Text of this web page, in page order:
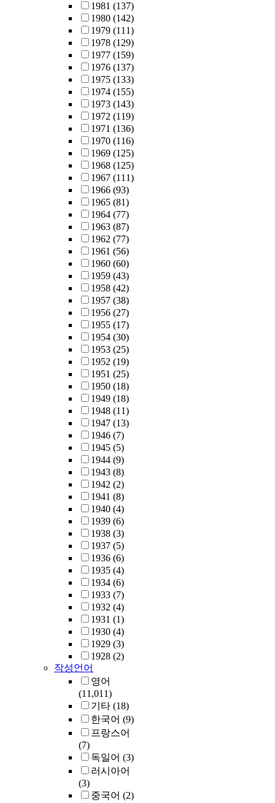
1981 (137)
1980 (142)
1979 (111)
1978 (129)
1977 (159)
1976 (137)
1975 (133)
1974 (155)
1973 (143)
1972 (119)
1971 (136)
1970 (116)
1969 (125)
1968 (125)
1967 (111)
1966 (93)
1965 (81)
1964 (77)
1963 (87)
1962 (77)
1961 (56)
1960 (60)
1959 (43)
1958 (42)
1957 (38)
1956 (27)
1955 (17)
1954 (30)
1953 (25)
1952 (19)
1951 (25)
1950 (18)
1949 (18)
1948 (11)
1947 (13)
1946 (7)
1945 (5)
1944 (9)
1943 (8)
1942 (2)
1941 (8)
1940 (4)
1939 (6)
1938 (3)
1937 (5)
1936 (6)
1935 (4)
1934 (6)
1933 (7)
1932 (4)
1931 (1)
1930 (4)
1929 (3)
1928 (2)
작성언어
영어
(11,011)
기타 (18)
한국어 (9)
프랑스어
(7)
독일어 (3)
러시아어
(3)
중국어 (2)